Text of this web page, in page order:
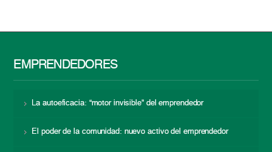
EMPRENDEDORES
La autoeficacia: “motor invisible” del emprendedor
El poder de la comunidad: nuevo activo del emprendedor